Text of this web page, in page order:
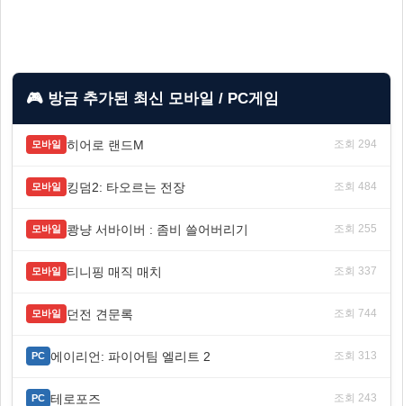
🎮 방금 추가된 최신 모바일 / PC게임
모바일 히어로 랜드M 조회 294
모바일 킹덤2: 타오르는 전장 조회 484
모바일 쾅냥 서바이버 : 좀비 쓸어버리기 조회 255
모바일 티니핑 매직 매치 조회 337
모바일 던전 견문록 조회 744
PC 에이리언: 파이어팀 엘리트 2 조회 313
PC 테로포즈 조회 243